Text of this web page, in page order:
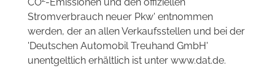
Stromverbrauch neuer Pkw' entnommen
werden, der an allen Verkaufsstellen und bei der
'Deutschen Automobil Treuhand GmbH'
unentgeltlich erhältlich ist unter www.dat.de.